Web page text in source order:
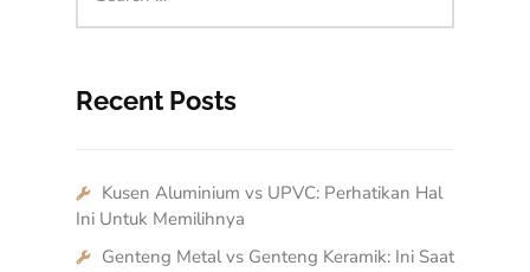
Recent Posts
Kusen Aluminium vs UPVC: Perhatikan Hal
Ini Untuk Memilihnya
Genteng Metal vs Genteng Keramik: Ini Saat